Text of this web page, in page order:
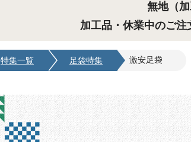
無地（
加工品・休業中のご
特集一覧 足袋特集 激安足袋